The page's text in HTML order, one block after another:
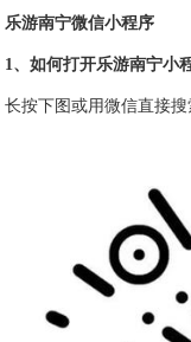
乐游南宁微信小程序
1、如何打开乐游南宁小
长按下图或用微信直接搜